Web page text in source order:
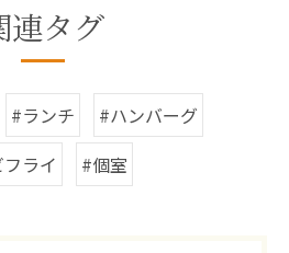
連タグ
#ランチ
#ハンバーグ
ライ
#個室